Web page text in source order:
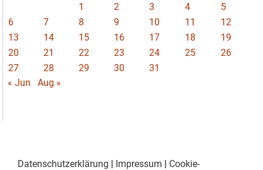
1 2 3 4
5
6
7 8 9 10 11
12
13
14 15 16 17 18
19
20
21 22 23 24 25
26
27
28 29 30
31
« Jun
Aug »
Datenschutzerklärung | Impressum | Cookie-